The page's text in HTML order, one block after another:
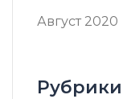
Август 2020
Рубрики